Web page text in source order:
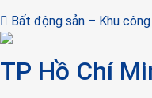
Bất động sản – Khu
TP Hồ Chí